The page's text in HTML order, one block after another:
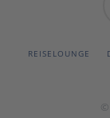
REISELOUNGE